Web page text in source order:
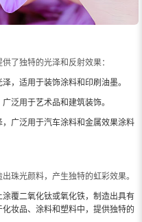
了独特的光泽和反射效果：
，适用于装饰涂料和印刷油墨。
泛用于艺术品和建筑装饰。
广泛用于汽车涂料和金属效果涂料
珠光颜料，产生独特的虹彩效果。
覆二氧化钛或氧化铁，制造出具有
妆品、涂料和塑料中，提供独特的